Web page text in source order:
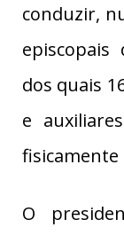
conduzir,
dos quais
e
fisicamente
O